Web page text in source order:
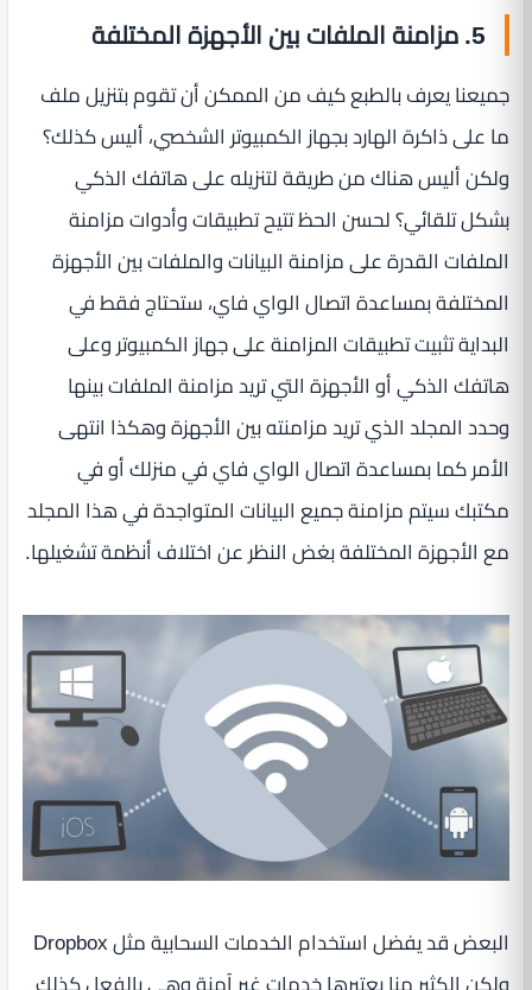
5. مزامنة الملفات بين الأجهزة المختلفة
جميعنا يعرف بالطبع كيف من الممكن أن تقوم بتنزيل ملف
ما على ذاكرة الهارد بجهاز الكمبيوتر الشخصي، أليس كذلك؟
ولكن أليس هناك من طريقة لتنزيله على هاتفك الذكي
بشكل تلقائي؟ لحسن الحظ تتيح تطبيقات وأدوات مزامنة
الملفات القدرة على مزامنة البيانات والملفات بين الأجهزة
المختلفة بمساعدة اتصال الواي فاي، ستحتاج فقط في
البداية تثبيت تطبيقات المزامنة على جهاز الكمبيوتر وعلى
هاتفك الذكي أو الأجهزة التي تريد مزامنة الملفات بينها
وحدد المجلد الذي تريد مزامنته بين الأجهزة وهكذا انتهى
الأمر كما بمساعدة اتصال الواي فاي في منزلك أو في
مكتبك سيتم مزامنة جميع البيانات المتواجدة في هذا المجلد
مع الأجهزة المختلفة بغض النظر عن اختلاف أنظمة تشغيلها.
البعض قد يفضل استخدام الخدمات السحابية مثل Dropbox